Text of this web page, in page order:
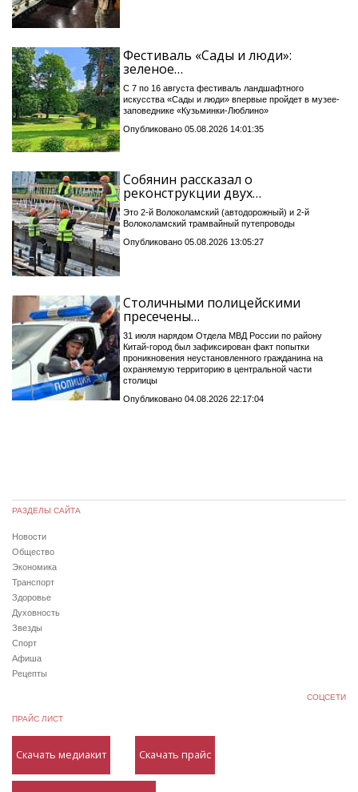
Фестиваль «Сады и люди»:
зеленое…
С 7 по 16 августа фестиваль ландшафтного
искусства «Сады и люди» впервые пройдет в музее-
заповеднике «Кузьминки-Люблино»
Опубликовано 05.08.2026 14:01:35
Собянин рассказал о
реконструкции двух…
Это 2-й Волоколамский (автодорожный) и 2-й
Волоколамский трамвайный путепроводы
Опубликовано 05.08.2026 13:05:27
Столичными полицейскими
пресечены…
31 июля нарядом Отдела МВД России по району
Китай-город был зафиксирован факт попытки
проникновения неустановленного гражданина на
охраняемую территорию в центральной части
столицы
Опубликовано 04.08.2026 22:17:04
РАЗДЕЛЫ САЙТА
Новости
Общество
Экономика
Транспорт
Здоровье
Духовность
Звезды
Спорт
Афиша
Рецепты
СОЦСЕТИ
ПРАЙС ЛИСТ
Скачать медиакит Скачать прайс